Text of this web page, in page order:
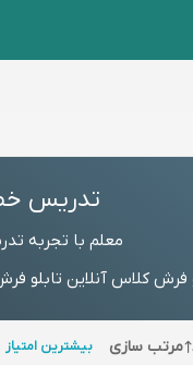
تدریس
معلم با تجربه
کلاس آنلاین تابلو
مرتب سازی بیشترین امتیاز